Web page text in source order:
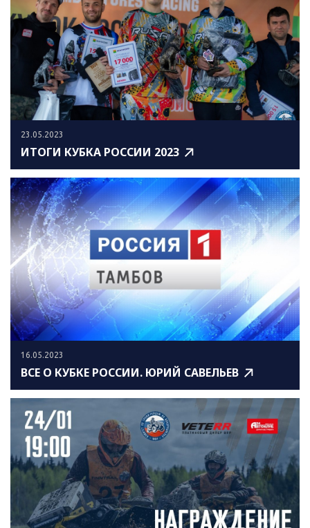
23.05.2023
ИТОГИ КУБКА РОССИИ 2023
16.05.2023
ВСЕ О КУБКЕ РОССИИ. ЮРИЙ САВЕЛЬЕВ